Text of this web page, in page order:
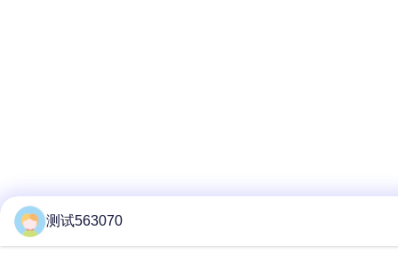
测试563070